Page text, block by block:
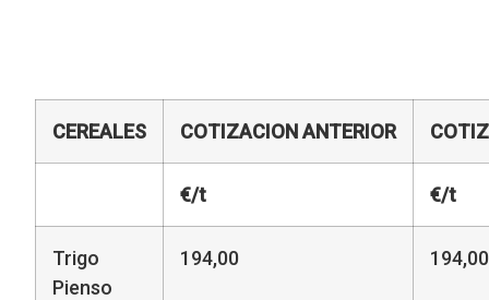
CEREALES COTIZACIONANTERIOR
€/t €/t
Trigo
Pienso
194,00 194,00